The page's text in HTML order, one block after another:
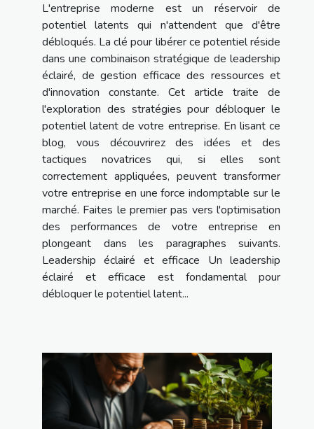
L'entreprise moderne est un réservoir de
potentiel latents qui n'attendent que d'être
débloqués. La clé pour libérer ce potentiel réside
dans une combinaison stratégique de leadership
éclairé, de gestion efficace des ressources et
d'innovation constante. Cet article traite de
l'exploration des stratégies pour débloquer le
potentiel latent de votre entreprise. En lisant ce
blog, vous découvrirez des idées et des
tactiques novatrices qui, si elles sont
correctement appliquées, peuvent transformer
votre entreprise en une force indomptable sur le
marché. Faites le premier pas vers l'optimisation
des performances de votre entreprise en
plongeant dans les paragraphes suivants.
Leadership éclairé et efficace Un leadership
éclairé et efficace est fondamental pour
débloquer le potentiel latent...